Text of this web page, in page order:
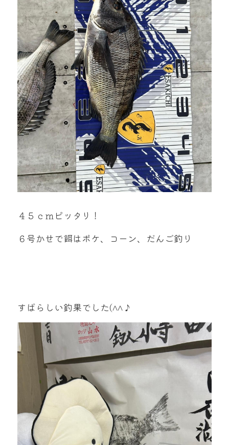
４５ｃｍピッタリ！
６号かせで餌はボケ、コーン、だんご釣り
すばらしい釣果でした(^^♪